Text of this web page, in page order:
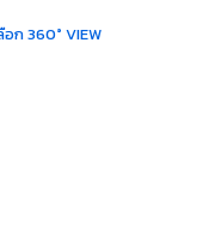
อก 360° VIEW